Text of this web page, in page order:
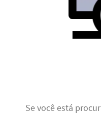
Se você está